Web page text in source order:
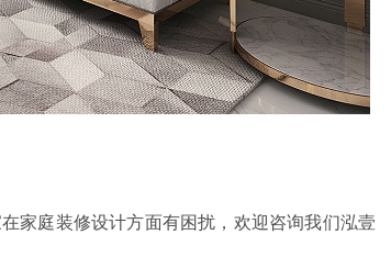
家庭装修设计方面有困扰，欢迎咨询我们泓壹